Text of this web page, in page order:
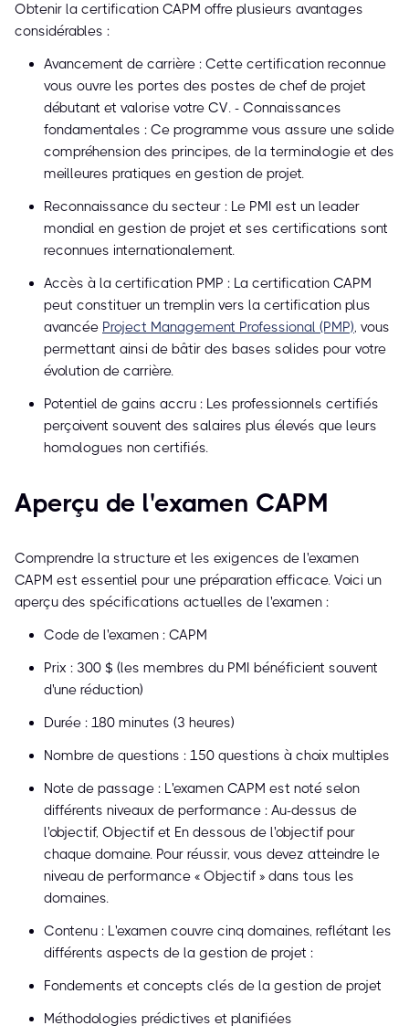
Obtenir la certification CAPM offre plusieurs avantages
considérables :
Avancement de carrière : Cette certification reconnue
vous ouvre les portes des postes de chef de projet
débutant et valorise votre CV. - Connaissances
fondamentales : Ce programme vous assure une solide
compréhension des principes, de la terminologie et des
meilleures pratiques en gestion de projet.
Reconnaissance du secteur : Le PMI est un leader
mondial en gestion de projet et ses certifications sont
reconnues internationalement.
Accès à la certification PMP : La certification CAPM
peut constituer un tremplin vers la certification plus
avancée Project Management Professional (PMP), vous
permettant ainsi de bâtir des bases solides pour votre
évolution de carrière.
Potentiel de gains accru : Les professionnels certifiés
perçoivent souvent des salaires plus élevés que leurs
homologues non certifiés.
Aperçu de l'examen CAPM
Comprendre la structure et les exigences de l'examen
CAPM est essentiel pour une préparation efficace. Voici un
aperçu des spécifications actuelles de l'examen :
Code de l'examen : CAPM
Prix : 300 $ (les membres du PMI bénéficient souvent
d'une réduction)
Durée : 180 minutes (3 heures)
Nombre de questions : 150 questions à choix multiples
Note de passage : L'examen CAPM est noté selon
différents niveaux de performance : Au-dessus de
l'objectif, Objectif et En dessous de l'objectif pour
chaque domaine. Pour réussir, vous devez atteindre le
niveau de performance « Objectif » dans tous les
domaines.
Contenu : L'examen couvre cinq domaines, reflétant les
différents aspects de la gestion de projet :
Fondements et concepts clés de la gestion de projet
Méthodologies prédictives et planifiées